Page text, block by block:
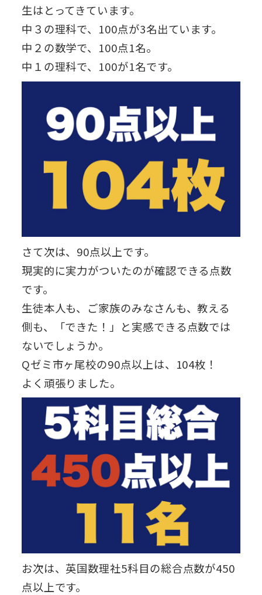
生はとってきています。
中３の理科で、100点が3名出ています。
中２の数学で、100点1名。
中１の理科で、100が1名です。
さて次は、90点以上です。
現実的に実力がついたのが確認できる点数
です。
生徒本人も、ご家族のみなさんも、教える
側も、「できた！」と実感できる点数では
ないでしょうか。
Qゼミ市ヶ尾校の90点以上は、104枚！
よく頑張りました。
お次は、英国数理社5科目の総合点数が450
点以上です。